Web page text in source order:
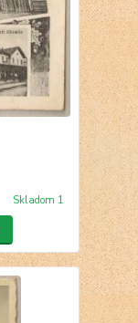
Skladom 1